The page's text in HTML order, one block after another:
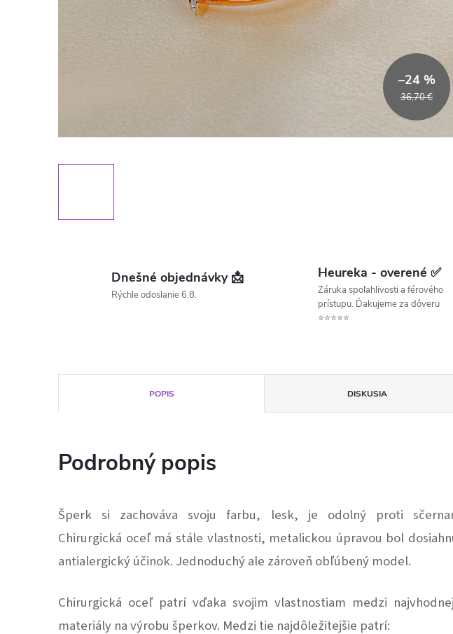
36,70 €
–24 %
Dnešné objednávky 📩
Rýchle odoslanie 6.8.
Heureka - overené ✅
Záruka spoľahlivosti a férového
prístupu. Ďakujeme za dôveru
⭐⭐⭐⭐⭐
POPIS DISKUSIA
Podrobný popis
Šperk si zachováva svoju farbu, lesk, je odolný proti
Chirurgická oceľ má stále vlastnosti, metalickou úpravou bol
antialergický účinok. Jednoduchý ale zároveň obľúbený model.
Chirurgická oceľ patrí vďaka svojim vlastnostiam medzi
materiály na výrobu šperkov. Medzi tie najdôležitejšie patrí: